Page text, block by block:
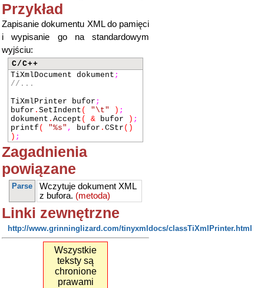
Przykład
Zapisanie dokumentu XML do pamięci
i wypisanie go na standardowym
wyjściu:
C/C++
TiXmlDocument dokument ;
//...
TiXmlPrinter bufor ;
bufor . SetIndent ( "\t" ) ;
dokument . Accept ( & bufor ) ;
printf ( "%s" , bufor . CStr ()
) ;
Zagadnienia
powiązane
Parse
Wczytuje dokument XML
z bufora. (metoda)
Linki zewnętrzne
http://www.grinninglizard.com/tinyxmldocs/classTiXmlPrinter.html
Wszystkie
teksty są
chronione
prawami